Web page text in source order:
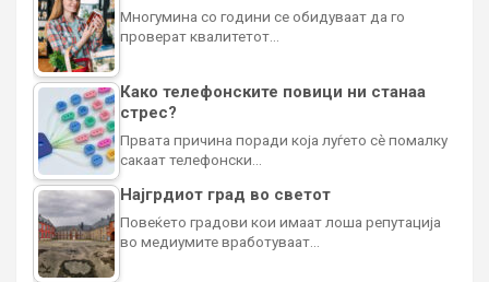
Многумина со години се обидуваат да го
проверат квалитетот…
Како телефонските повици ни станаа
стрес?
Првата причина поради која луѓето сè помалку
сакаат телефонски…
Најгрдиот град во светот
Повеќето градови кои имаат лоша репутација
во медиумите вработуваат…